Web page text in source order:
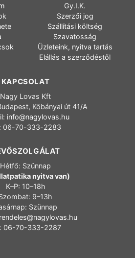
Gy.I.K.
Szerzői jog
Szállítási költség
Szavatosság
Üzleteink, nyitva tartás
Elállás a szerződéstől
KAPCSOLAT
Nagy Lovas Kft
Kőbányai út 41/A
info@nagylovas.hu
06-70-333-2283
Hétfő: Szünnap
nyitva van)
K–P: 10–18h
9–13h
Szünnap
rendeles@nagylovas.hu
06-70-333-2287